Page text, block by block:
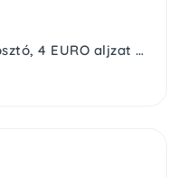
Home NV 24/WH hálózati elosztó, 4 EURO aljzat gyermekvédelemmel ellátva, max. 4 x 500 W, fehér